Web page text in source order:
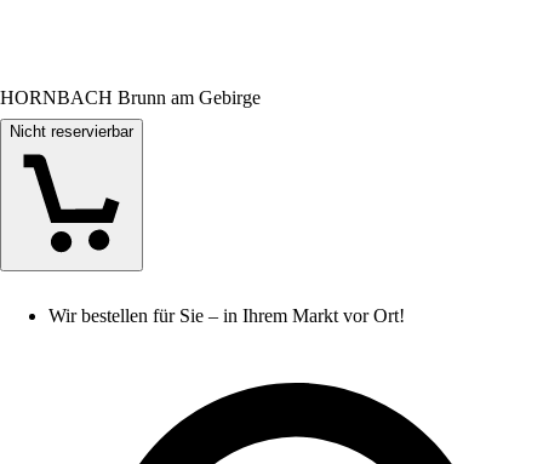
HORNBACH Brunn am Gebirge
Nicht reservierbar
Wir bestellen für Sie – in Ihrem Markt vor Ort!